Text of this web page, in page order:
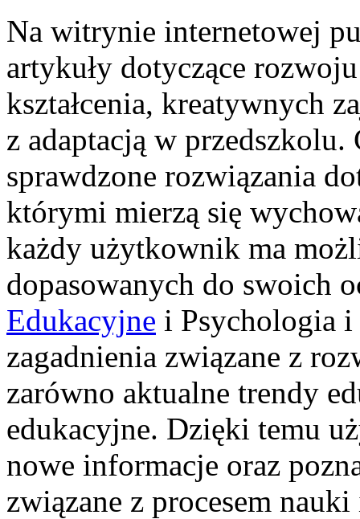
Na witrynie internetowej
artykuły dotyczące
kształcenia, kreatywnych
z adaptacją w
sprawdzone rozwiązania
którymi mierzą się
każdy użytkownik ma
dopasowanych do swoich
Edukacyjne i Psychologia
zagadnienia związane z
zarówno aktualne trendy
edukacyjne. Dzięki temu
nowe informacje oraz
związane z procesem